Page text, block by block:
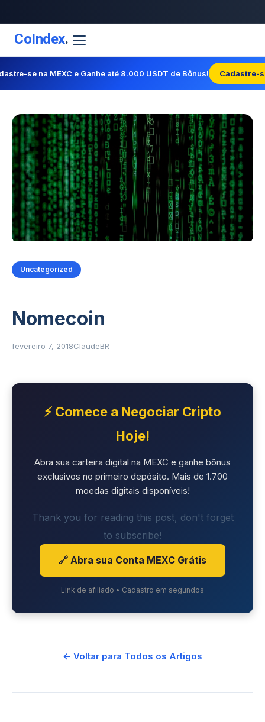
CoIndex.
se na MEXC e Ganhe até 8.000 USDT de Bônus! Cadastre-
Uncategorized
Nomecoin
fevereiro 7, 2018ClaudeBR
⚡ Comece a Negociar Cripto
Hoje!
Abra sua carteira digital na MEXC e ganhe bônus
exclusivos no primeiro depósito. Mais de 1.700
moedas digitais disponíveis!
Thank you for reading this post, don't forget
to subscribe!
🔗 Abra sua Conta MEXC Grátis
Link de afiliado • Cadastro em segundos
← Voltar para Todos os Artigos